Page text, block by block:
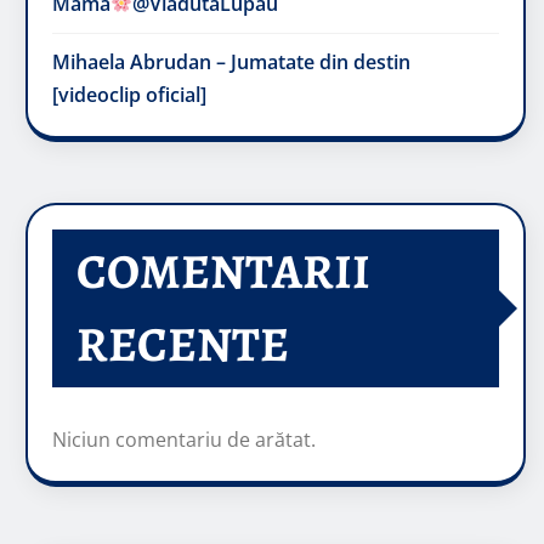
Mihaela Abrudan – Jumatate din destin
[videoclip oficial]
COMENTARII
RECENTE
Niciun comentariu de arătat.